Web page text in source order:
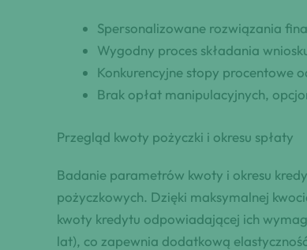
Spersonalizowane rozwiązania
Wygodny proces składania
Konkurencyjne stopy procentowe
Brak opłat manipulacyjnych,
Przegląd kwoty pożyczki i okresu spłaty
Badanie parametrów kwoty i okresu
pożyczkowych. Dzięki maksymalnej
kwoty kredytu odpowiadającej ich
lat), co zapewnia dodatkową